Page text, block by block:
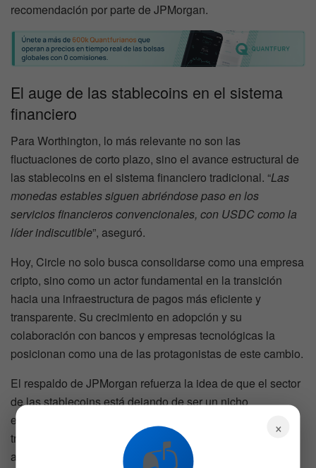
recomendación por parte de JPMorgan.
El auge de las stablecoins en el sistema
financiero
Para Worthington, lo más relevante no son las
fluctuaciones de corto plazo, sino el avance estructural de
las stablecoins en el sistema financiero tradicional. “Las
monedas estables siguen abriéndose paso en los
servicios financieros convencionales, con USDC como la
líder indiscutible”, aseguró.
Hoy, Circle no solo busca consolidarse como una empresa
cripto, sino como un actor fundamental en la transición
hacia una infraestructura de pagos más eficiente y
transparente. Su crecimiento en adopción y su
colaboración con bancos y empresas tecnológicas la
posicionan como una de las protagonistas de este cambio.
El respaldo de JPMorgan refuerza la idea de que el sector
de las stablecoins está dejando de ser un nicho
especulativo para convertirse en una herramienta real de
transacción y resguardo de valor, algo que muchos
analistas ven como un paso clave hacia la integración
×